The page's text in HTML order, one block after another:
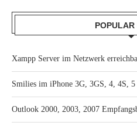
POPULAR
Xampp Server im Netzwerk
Smilies im iPhone 3G, 3GS, 4, 4S,
Outlook 2000, 2003, 2007